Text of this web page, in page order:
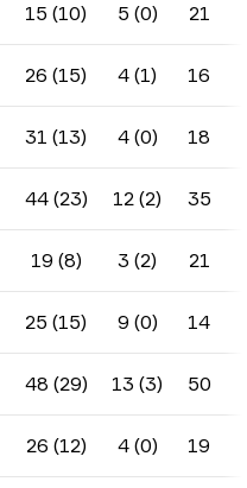
15 (10) 5 (0) 21
26 (15) 4 (1) 16
31 (13) 4 (0) 18
44 (23) 12 (2) 35
19 (8) 3 (2) 21
25 (15) 9 (0) 14
48 (29) 13 (3) 50
26 (12) 4 (0) 19